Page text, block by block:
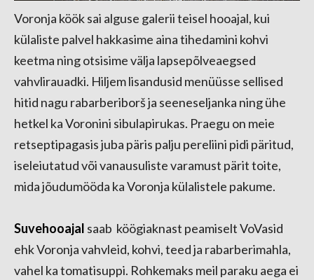
Voronja köök sai alguse galerii teisel hooajal, kui
külaliste palvel hakkasime aina tihedamini kohvi
keetma ning otsisime välja lapsepõlveaegsed
vahvlirauadki. Hiljem lisandusid menüüsse sellised
hitid nagu rabarberiborš ja seeneseljanka ning ühe
hetkel ka Voronini sibulapirukas. Praegu on meie
retseptipagasis juba päris palju pereliini pidi päritud,
iseleiutatud või vanausuliste varamust pärit toite,
mida jõudumööda ka Voronja külalistele pakume.
Suvehooajal saab köögiaknast peamiselt VoVasid
ehk Voronja vahvleid, kohvi, teed ja rabarberimahla,
vahel ka tomatisuppi. Rohkemaks meil paraku aega ei